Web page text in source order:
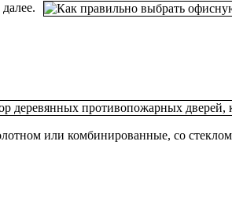
или комбинированные, со